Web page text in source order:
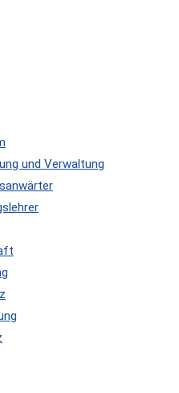
und Verwaltung